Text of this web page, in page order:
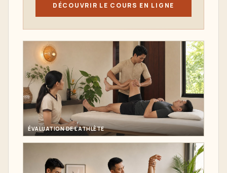
DÉCOUVRIR LE COURS EN LIGNE
ÉVALUATION DE L'ATHLÈTE